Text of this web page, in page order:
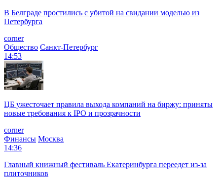
В Белграде простились с убитой на свидании моделью из
Петербурга
corner
Общество Санкт-Петербург
14:53
ЦБ ужесточает правила выхода компаний на биржу: приняты
новые требования к IPO и прозрачности
corner
Финансы Москва
14:36
Главный книжный фестиваль Екатеринбурга переедет из-за
плиточников